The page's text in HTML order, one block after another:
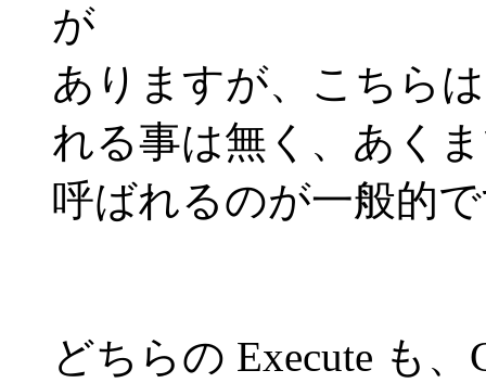
が
ありますが、こちら
れる事は無く、あく
呼ばれるのが一般的
どちらの Execute も